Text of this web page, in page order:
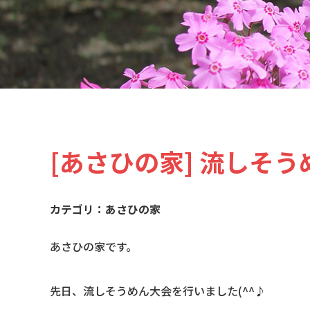
[あさひの家] 流しそう
あさひの家
あさひの家です。
先日、流しそうめん大会を行いました(^^♪